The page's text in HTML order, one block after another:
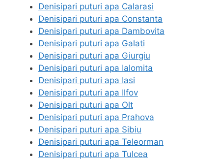
Denisipari puturi apa Calarasi
Denisipari puturi apa Constanta
Denisipari puturi apa Dambovita
Denisipari puturi apa Galati
Denisipari puturi apa Giurgiu
Denisipari puturi apa Ialomita
Denisipari puturi apa Iasi
Denisipari puturi apa Ilfov
Denisipari puturi apa Olt
Denisipari puturi apa Prahova
Denisipari puturi apa Sibiu
Denisipari puturi apa Teleorman
Denisipari puturi apa Tulcea